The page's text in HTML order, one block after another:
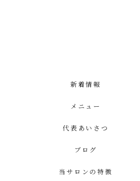
新着情報
メニュー
代表あいさつ
ブログ
当サロンの特徴